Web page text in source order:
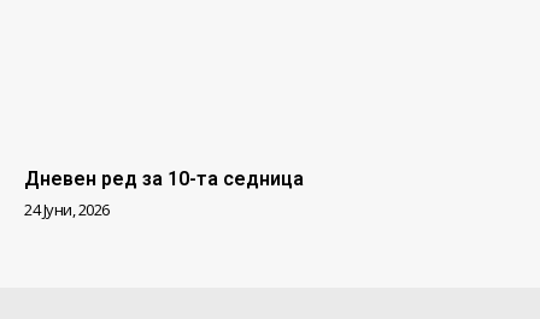
Дневен ред за 10-та седница
24 Јуни, 2026